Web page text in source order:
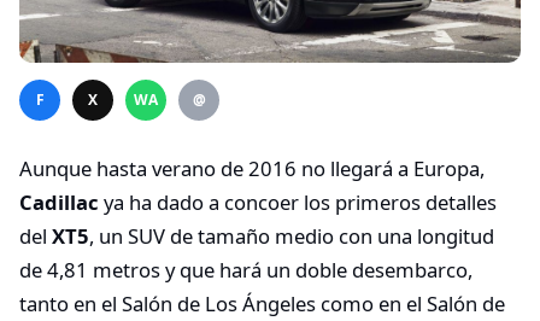
F X WA @
Aunque hasta verano de 2016 no llegará a Europa,
Cadillac ya ha dado a concoer los primeros detalles
del XT5, un SUV de tamaño medio con una longitud
de 4,81 metros y que hará un doble desembarco,
tanto en el Salón de Los Ángeles como en el Salón de